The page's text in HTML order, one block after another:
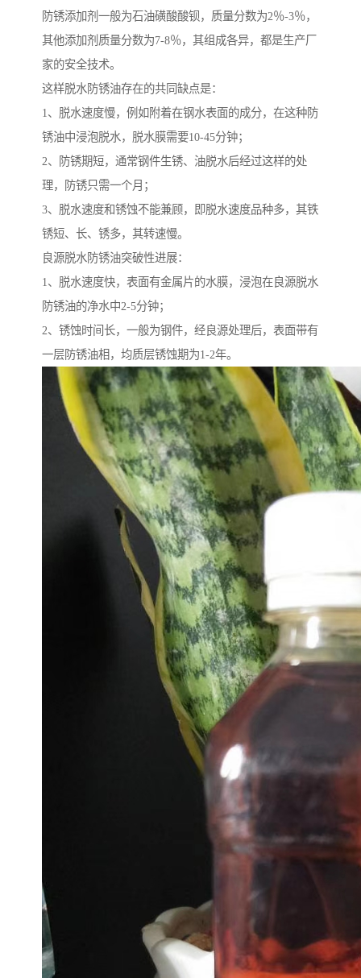
防锈添加剂一般为石油磺酸酸钡，质量分数为2％-3％，
其他添加剂质量分数为7-8％，其组成各异，都是生产厂
家的安全技术。
这样脱水防锈油存在的共同缺点是：
1、脱水速度慢，例如附着在钢水表面的成分，在这种防
锈油中浸泡脱水，脱水膜需要10-45分钟；
2、防锈期短，通常钢件生锈、油脱水后经过这样的处
理，防锈只需一个月；
3、脱水速度和锈蚀不能兼顾，即脱水速度品种多，其铁
锈短、长、锈多，其转速慢。
良源脱水防锈油突破性进展：
1、脱水速度快，表面有金属片的水膜，浸泡在良源脱水
防锈油的净水中2-5分钟；
2、锈蚀时间长，一般为钢件，经良源处理后，表面带有
一层防锈油相，均质层锈蚀期为1-2年。